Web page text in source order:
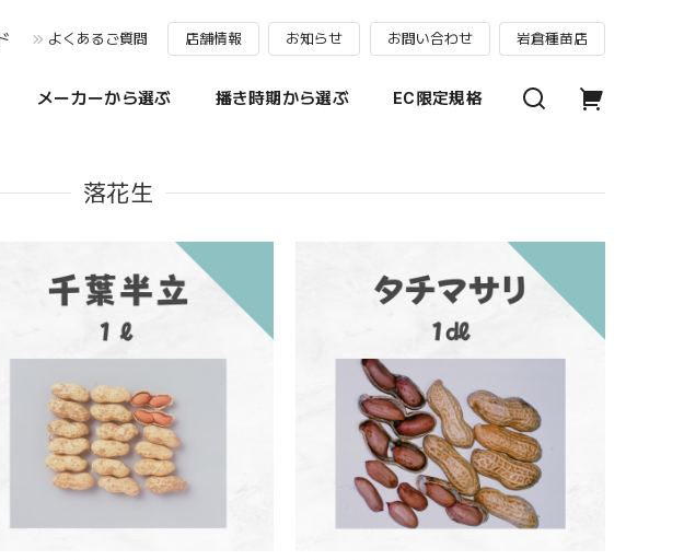
よくあるご質問 店舗情報 お知らせ お問い合わせ 岩倉種苗店
メーカーから選ぶ 播き時期から選ぶ EC限定規格
落花生